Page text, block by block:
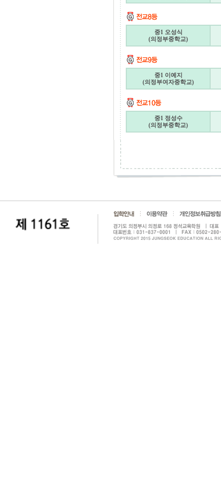
중1 오성식
(의정부중학교)
중1 이예지
(의정부여자중학교)
중1 정성수
(의정부중학교)